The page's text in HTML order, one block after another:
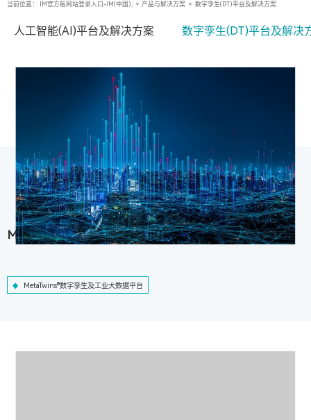
当前位置： IM官方版网站登录入口-IM(中国), > 产品与解决方案 > 数字孪生(DT)平台及解决方案
人工智能(AI)平台及解决方案 数字孪生(DT)平台及解决
MetaTwins®数字孪生及工业大数据平台
MetaTwins®数字孪生及工业大数据平台